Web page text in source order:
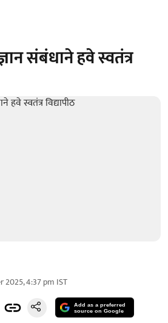
संबंधाने हवे स्वतंत्र
2025, 4:37 pm IST
Add as a preferred
source on Google